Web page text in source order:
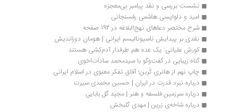
نشست بررسی و نقد پیامبر بی‌معجزه
امید و دلواپسی هاشمی رفسنجانی
شرح مختصر دعاهای نهج‌البلاغه در 192 صفحه
نقدی بر پیدایش ناسیونالیسم ایرانی | هومان دوراندیش
کورش علیانی: یک عده هم طرفدار آدم‌کشی هستند
گناه زیبایی در گفت‌وگو با سید‌محمد سادات‌اخوی
چاپ نهم از هانری کُربن؛ آفاق تفکر معنوی در اسلام ایرانی
درباره نبرد قدرت در ایران | حسین محمدی سیرت
درباره سرزمین فلسفه و هنر | مجید گل بابایی
درباره شاخه‌ی زرین | مهدی گلبخش